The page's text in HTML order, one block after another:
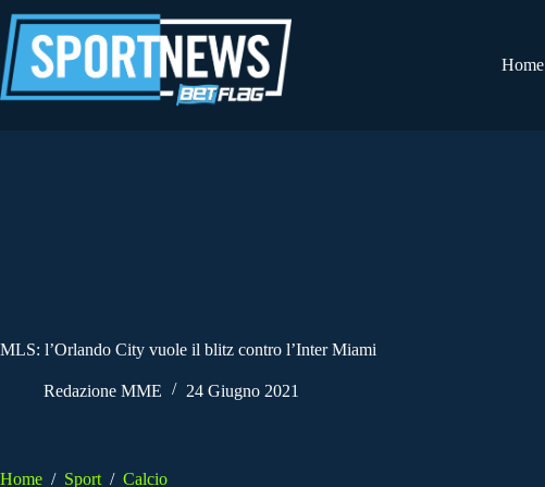
al
contenuto
Home
MLS: l’Orlando City vuole il blitz contro l’Inter Miami
Redazione MME 24 Giugno 2021
Home / Sport / Calcio